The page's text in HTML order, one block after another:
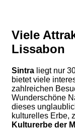
Viele
Lissabon
Sintra liegt nur
bietet viele
zahlreichen
Wunderschöne
dieses
kulturelles Erbe,
Kulturerbe der